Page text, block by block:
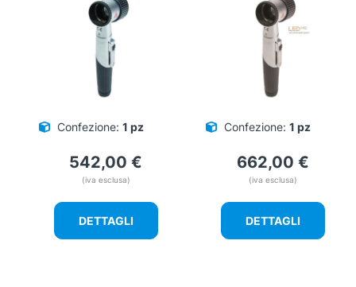
Confezione: 1 pz
542,00 €
(iva esclusa)
DETTAGLI
Confezione: 1 pz
662,00 €
(iva esclusa)
DETTAGLI